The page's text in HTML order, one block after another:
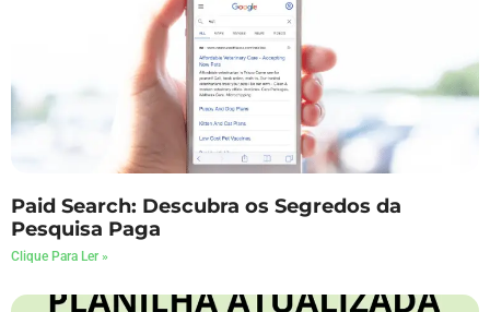
Paid Search: Descubra os Segredos da
Pesquisa Paga
Clique Para Ler »